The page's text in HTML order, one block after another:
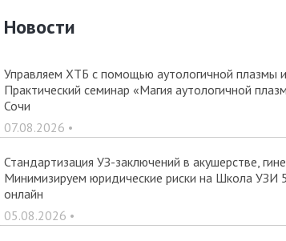
Новости
Управляем ХТБ с помощью аутологичной плазмы
Практический семинар «Магия аутологичной
Сочи
07.08.2026 •
Стандартизация УЗ-заключений в акушерстве,
Минимизируем юридические риски на Школа УЗИ
онлайн
05.08.2026 •